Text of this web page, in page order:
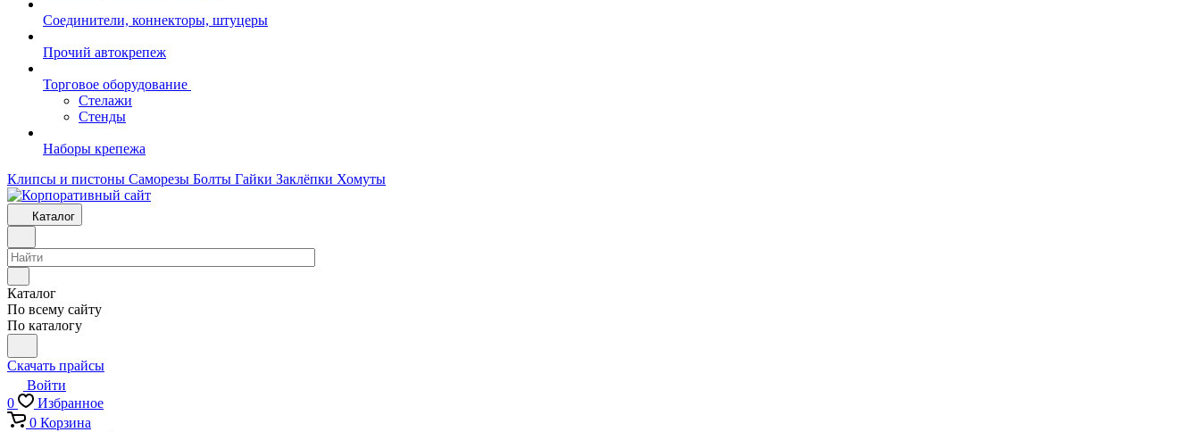
Соединители, коннекторы, штуцеры
Прочий автокрепеж
Торговое оборудование
Стелажи
Стенды
Наборы крепежа
Клипсы и пистоны Саморезы Болты Гайки Заклёпки Хомуты
Каталог
Каталог
По всему сайту
По каталогу
Скачать прайсы
Войти
0
Избранное
0 Корзина